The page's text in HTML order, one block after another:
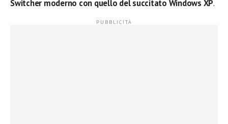
Switcher moderno con quello del succitato Windows XP.